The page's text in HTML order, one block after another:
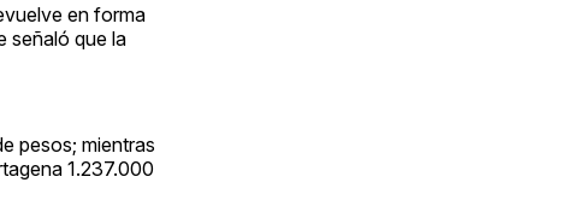
en forma
señaló que la
pesos; mientras
1.237.000